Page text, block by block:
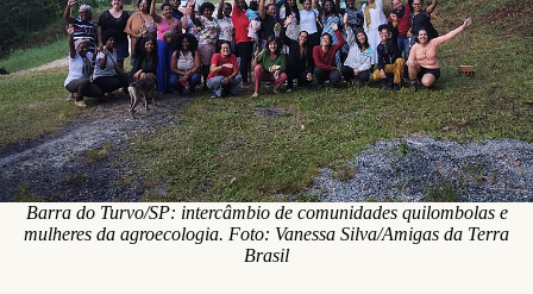
Barra do Turvo/SP: intercâmbio de comunidades quilombolas e
mulheres da agroecologia. Foto: Vanessa Silva/Amigas da Terra
Brasil